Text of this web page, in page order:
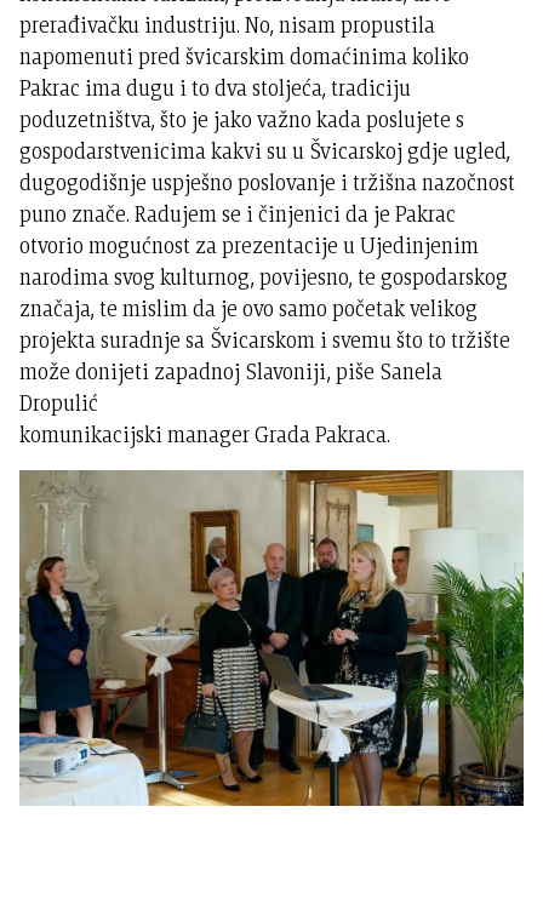
prerađivačku industriju. No, nisam propustila
napomenuti pred švicarskim domaćinima koliko
Pakrac ima dugu i to dva stoljeća, tradiciju
poduzetništva, što je jako važno kada poslujete s
gospodarstvenicima kakvi su u Švicarskoj gdje ugled,
dugogodišnje uspješno poslovanje i tržišna nazočnost
puno znače. Radujem se i činjenici da je Pakrac
otvorio mogućnost za prezentacije u Ujedinjenim
narodima svog kulturnog, povijesno, te gospodarskog
značaja, te mislim da je ovo samo početak velikog
projekta suradnje sa Švicarskom i svemu što to tržište
može donijeti zapadnoj Slavoniji, piše Sanela
Dropulić
komunikacijski manager Grada Pakraca.